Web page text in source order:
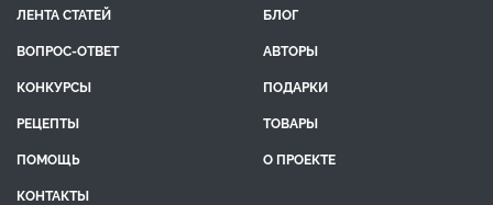
ЛЕНТА СТАТЕЙ
БЛОГ
ВОПРОС-ОТВЕТ
АВТОРЫ
КОНКУРСЫ
ПОДАРКИ
РЕЦЕПТЫ
ТОВАРЫ
ПОМОЩЬ
О ПРОЕКТЕ
КОНТАКТЫ